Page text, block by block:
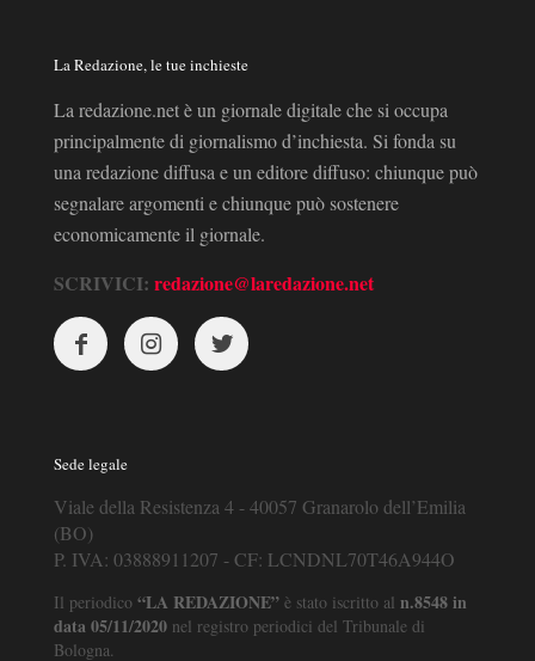
La Redazione, le tue inchieste
La redazione.net è un giornale digitale che si occupa
principalmente di giornalismo d’inchiesta. Si fonda su
una redazione diffusa e un editore diffuso: chiunque può
segnalare argomenti e chiunque può sostenere
economicamente il giornale.
SCRIVICI: redazione@laredazione.net
Sede legale
Viale della Resistenza 4 - 40057 Granarolo dell’Emilia
(BO)
P. IVA: 03888911207 - CF: LCNDNL70T46A944O
Il periodico “LA REDAZIONE” è stato iscritto al n.8548 in
data 05/11/2020 nel registro periodici del Tribunale di
Bologna.